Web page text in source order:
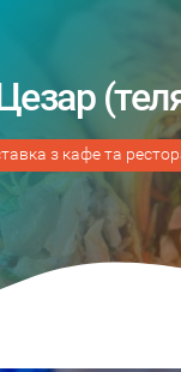
з кафе та